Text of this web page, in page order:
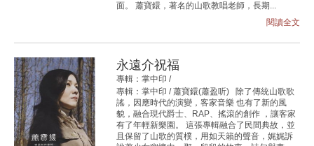
面。 蕭寶鐶，著名的山歌教唱老師，長期...
閱讀全文
永遠介祝福
專輯：掌中印 /
專輯：掌中印 / 蕭寶鐶(蕭盈听) 除了傳統山歌歌
謠，因應時代的演變，客家音樂 也有了新的風
貌，融合現代爵士、RAP、搖滾的創作 ，讓客家
有了年輕新樂園。 這張專輯融合了民間典故，並
且保留了山歌的質樸，用如天籟的聲音，娓娓訴